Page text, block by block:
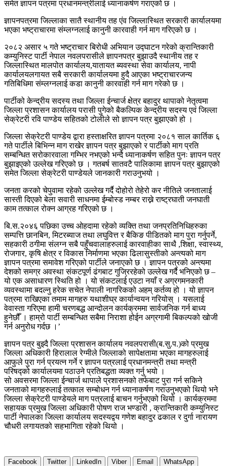
समेत ज्ञापन पत्रमा प्रधानमन्त्रीलाई ध्यानाकर्षण गराएको छ ।
ज्ञापनपत्रमा जिल्लाका सातै स्थानीय तह एंव जिल्लास्थित सरकारी कार्यालयमा
भएका भष्ट्राचारमा संम्लग्नलाई कानुनी कारवाही गर्न माग गरिएको छ ।
२०८२ असार ५ गते भष्ट्राचार बिरोधी अभियान उद्घाटन गरेको क्रान्तिकारी
कम्युनिस्ट पार्टी नेपाल नवलपरासीले ज्ञापनपत्र बुझाउदै स्थानीय तह र
जिल्लास्थित मालपोत कार्यालय,यातायत ब्यवस्था सेवा कार्यालय, नापी
कार्यालयलगायत सबै सरकारी कार्यालयमा हुदै आएका भष्ट्राचारजन्य
गतिबिधिमा संम्लग्नलाई कडा कानुनी कारवाही गर्न माग गरेको छ ।
पार्टीको केन्द्रीय सदस्य तथा जिल्ला ईन्चार्ज क्षेत्र बहादुर थापाको नेतृत्वमा
जिल्ला प्रशासन कार्यालय परासी पुगेको बैकल्पिक केन्द्रीय सदस्य एवं जिल्ला
सेक्रेटरी रवि पाण्डेय सहितको टोलीले सो ज्ञापन पत्र बुझाएको हो ।
जिल्ला सेक्रेटरी पाण्डेय द्वारा हस्ताक्षरित ज्ञापन पत्रमा २०८१ साल कार्तिक ६
गते पार्टीले बिभिन्न माग राखेर ज्ञापन पत्र बुझाएको र पार्टीको माग प्रति
सम्बन्धित सरोकारवाला गम्भिर नभएको भन्दै ध्यानाकर्षण सहित पुनः ज्ञापन पत्र
बुझाइएको उल्लेख गरिएको छ । गतबर्ष सातवटै पालिकामा ज्ञापन पत्र बुझाएको
समेत जिल्ला सेक्रेटरी पाण्डेयले जानकारी गराउनुभयो ।
जनता करको चेपुवामा रहेको उल्लेख गर्दै दोहोरो तेहेरो कर नीतिले जनतालाई
सास्ती दिएको बेला सवारी साधनमा ईम्बोस्ड नम्बर राख्ने राष्ट्रघाती जनघाती
काम तत्काल रोक्न आग्रह गरिएको छ ।
बि.स.२०४६ पछिका उच्च ओहदामा रहेको व्यक्ति तथा जनप्रतिनिधिहरुका
सम्पत्ति छानबिन, मिटरब्याज तथा लघुवित्त र बैकिङ पीडितको माग पुरा गर्नुपर्ने,
सहकारी ठगीमा संलग्न सबै पहुँचवालाहरुलाई कारवाहीका साथै ,शिक्षा, स्वास्थ्य,
रोजगार, कृषि क्षेत्र र विकास निर्माणमा भएका ढिलासुस्तीको अन्त्यको माग
ज्ञापन पत्रमा समावेश गरिएको पार्टीले जनाएको छ । ज्ञापन पत्रको अन्त्यमा
देशको समग्र अवस्था संकटपूर्ण ढंगबाट गुज्रिरहेको उल्लेख गर्दै भनिएको छ –
यो एक असाधारण स्थिति हो । यो संकटलाई एउटा नयाँ र अग्रगमनकारी
व्यवस्थामा बदल्नु हरेक सचेत नेपाली नागरिकको अहम् कर्तव्य हो । यो ज्ञापन
पत्रमा राखिएका तमाम मागहरु यथाशीघ्र कार्यान्वयन गरियोस् । यसलाई
वेवास्ता गरिएमा हामी चरणबद्ध आन्दोलन कार्यक्रममा सार्वजनिक गर्न बाध्य
हुनेछौँ । हाम्रो पार्टी सम्बन्धित सबैमा निराशा होईन अग्रगामी बिकल्पको खोजी
गर्न अनुरोध गर्दछ ।’
ज्ञापन पत्र बुझ्दै जिल्ला प्रशासन कार्यालय नवलपरासी(ब.सु.प.)को प्रमुख
जिल्ला अधिकारी हिरालाल रेग्मीले जिल्लाको सापेक्षतामा भएका मागहरुलाई
आफुले पुरा गर्न प्रयत्न गर्ने र ज्ञापन पत्रलाई प्रधानमन्त्री तथा मन्त्री
परिषद्को कार्यालयमा पठाउने प्रतिबद्धता व्यक्त गर्नु भयो ।
सो अवसरमा जिल्ला ईन्चार्ज थापाले प्रशासनको तर्फबाट पुरा गर्न सकिने
जनताको मागहरुलाई तत्काल सम्बोधन गर्न ध्यानाकर्षण गराउनुभएको थियो भने
जिल्ला सेक्रेटरी पाण्डेयले माग पत्रलाई बाचन गर्नुभएको थियो । कार्यक्रममा
सहायक प्रमुख जिल्ला अधिकारी पोषण राज भण्डारी , क्रान्तिकारी कम्युनिस्ट
पार्टी नेपालका जिल्ला कार्यालय सदस्यद्वय गणेश बहादुर ढकाल र दुर्गा नारायण
चौधरी लगायतको सहभागिता रहेको थियो ।
Facebook Twitter LinkedIn Viber Email WhatsApp